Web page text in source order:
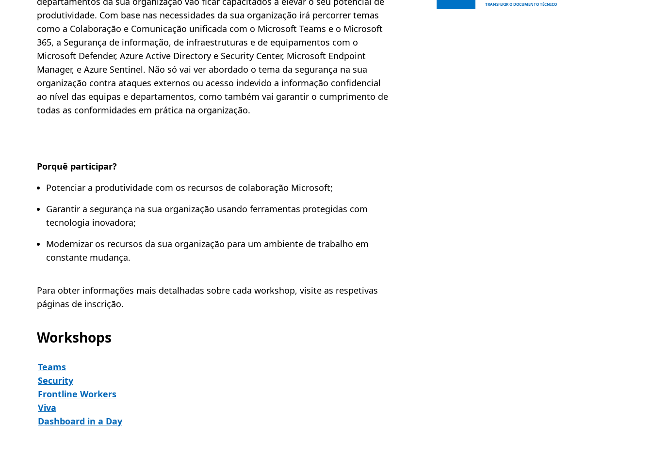
produtividade. Com base nas necessidades da sua organização irá percorrer temas
como a Colaboração e Comunicação unificada com o Microsoft Teams e o Microsoft
365, a Segurança de informação, de infraestruturas e de equipamentos com o
Microsoft Defender, Azure Active Directory e Security Center, Microsoft Endpoint
Manager, e Azure Sentinel. Não só vai ver abordado o tema da segurança na sua
organização contra ataques externos ou acesso indevido a informação confidencial
ao nível das equipas e departamentos, como também vai garantir o cumprimento de
todas as conformidades em prática na organização.
Porquê participar?
Potenciar a produtividade com os recursos de colaboração Microsoft;
Garantir a segurança na sua organização usando ferramentas protegidas com
tecnologia inovadora;
Modernizar os recursos da sua organização para um ambiente de trabalho em
constante mudança.
Para obter informações mais detalhadas sobre cada workshop, visite as respetivas
páginas de inscrição.
Workshops
Teams
Security
Frontline Workers
Viva
Dashboard in a Day
Atualidade
TRANSFERIR O DOCUMENTO TÉCNICO